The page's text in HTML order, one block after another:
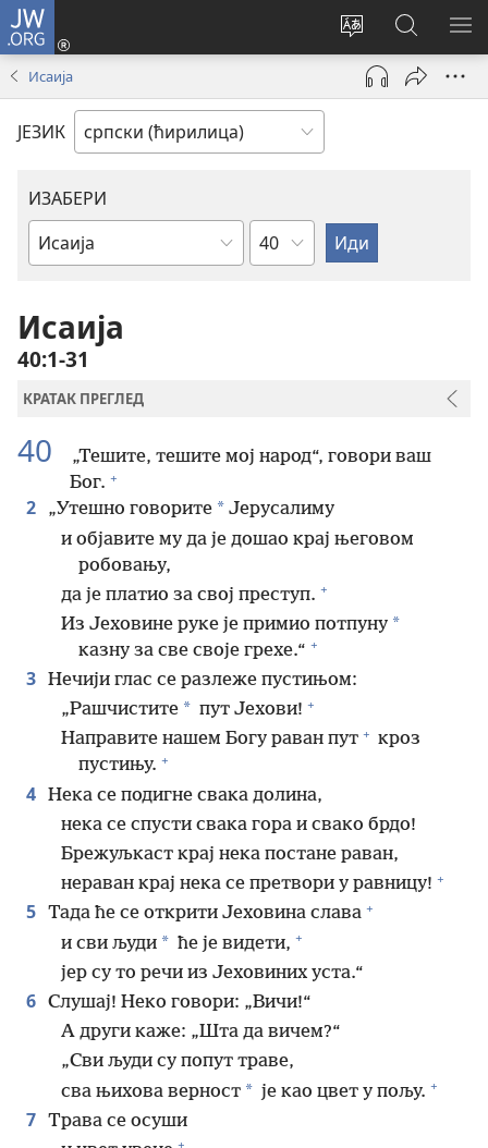
JW.ORG
Промени
језик
сајта
Пријава
(отвара
прозор)
Претрага
сајта
JW.ORG
Исаија
ЈЕЗИК
ИЗАБЕРИ
Библијска
Поглавље
Исаија
40:1-31
КРАТАК ПРЕГЛЕД
40
„Тешите, тешите мој народ“, говори ваш
Бог. +
2 „Утешно говорите * Јерусалиму
и објавите му да је дошао крај његовом
робовању,
да је платио за свој преступ. +
Из Јеховине руке је примио потпуну *
казну за све своје грехе.“ +
3 Нечији глас се разлеже пустињом:
„Рашчистите * пут Јехови! +
Направите нашем Богу раван пут + кроз
пустињу. +
4 Нека се подигне свака долина,
нека се спусти свака гора и свако брдо!
Брежуљкаст крај нека постане раван,
нераван крај нека се претвори у равницу! +
5 Тада ће се открити Јеховина слава +
и сви људи * ће је видети, +
јер су то речи из Јеховиних уста.“
6 Слушај! Неко говори: „Вичи!“
А други каже: „Шта да вичем?“
„Сви људи су попут траве,
сва њихова верност * је као цвет у пољу. +
7 Трава се осуши
+